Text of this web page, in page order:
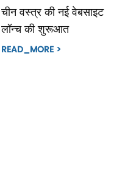
चीन वस्त्र की नई वेबसाइट
लॉन्च की शुरूआत
READ_MORE >